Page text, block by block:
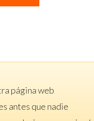
página web
antes que nadie